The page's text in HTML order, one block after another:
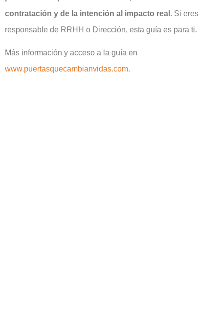
contratación y de la intención al impacto real . Si eres
responsable de RRHH o Dirección, esta guía es para ti.
Más información y acceso a la guía en
www.puertasquecambianvidas.com.